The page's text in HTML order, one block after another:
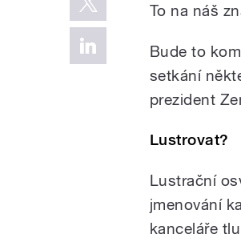
To na náš
Bude to
setkání
prezident
Lustrovat?
Lustrační
jmenování
kanceláře